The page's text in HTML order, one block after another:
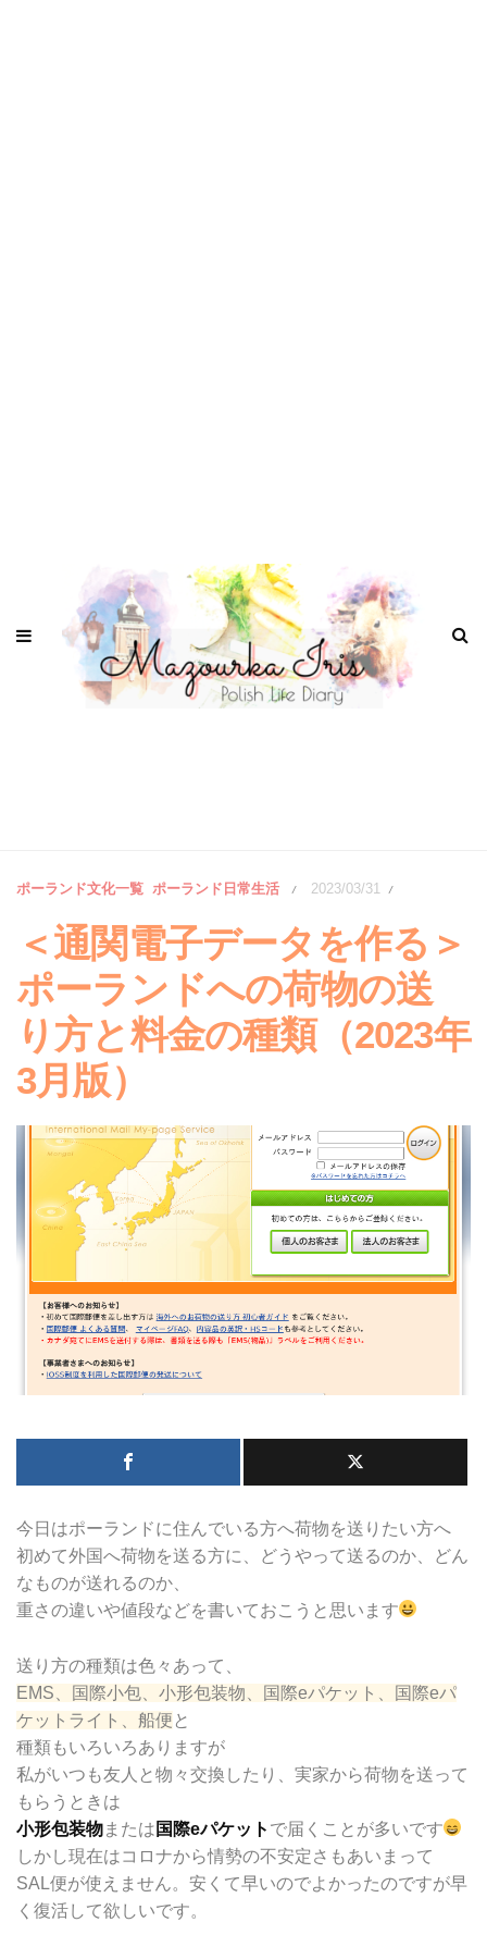
ポーランド文化一覧 ポーランド日常生活 / 2023/03/31 /
＜通関電子データを作る＞
ポーランドへの荷物の送
り方と料金の種類（2023年
3月版）
今日はポーランドに住んでいる方へ荷物を送りたい方へ
初めて外国へ荷物を送る方に、どうやって送るのか、どん
なものが送れるのか、
重さの違いや値段などを書いておこうと思います
送り方の種類は色々あって、
EMS、国際小包、小形包装物、国際eパケット、国際eパ
ケットライト、船便 と
種類もいろいろありますが
私がいつも友人と物々交換したり、実家から荷物を送って
もらうときは
小形包装物または 国際eパケット で届くことが多いです
しかし現在はコロナから情勢の不安定さもあいまって
SAL便が使えません。安くて早いのでよかったのですが早
く復活して欲しいです。